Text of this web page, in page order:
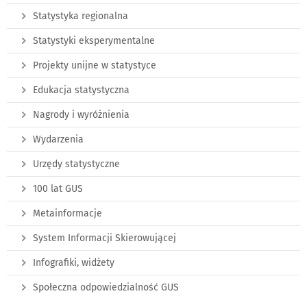
Statystyka regionalna
Statystyki eksperymentalne
Projekty unijne w statystyce
Edukacja statystyczna
Nagrody i wyróżnienia
Wydarzenia
Urzędy statystyczne
100 lat GUS
Metainformacje
System Informacji Skierowującej
Infografiki, widżety
Społeczna odpowiedzialność GUS